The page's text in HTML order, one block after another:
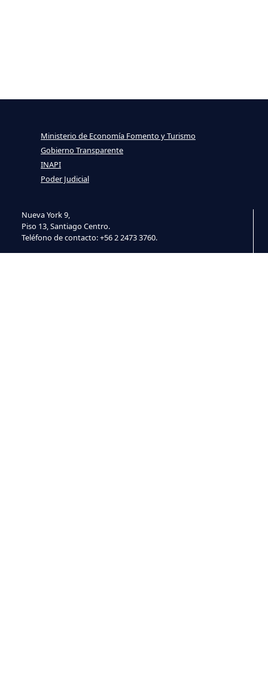
Nueva York 9,
Piso 13, Santiago Centro.
Teléfono de contacto: +56 2 2473 3760.
Ministerio de Economía Fomento y Turismo
Gobierno Transparente
INAPI
Poder Judicial